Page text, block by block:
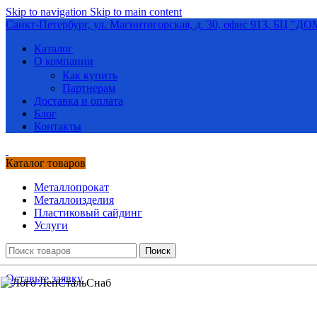
Skip to navigation Skip to main content
Санкт-Петербург, ул. Магнитогорская, д. 30, офис 913, БЦ
Каталог
О компании
Как купить
Партнерам
Доставка и оплата
Блог
Контакты
Каталог товаров
Металлопрокат
Металлоизделия
Пластиковый сайдинг
Услуги
Поиск
Оставьте заявку